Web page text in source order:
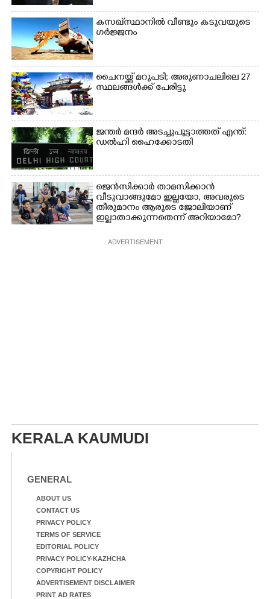
കസഖ്‌സ്ഥാനിൽ വീണ്ടും കടുവയുടെ
ഗർജ്ജനം
ചൈനയ്ക്ക് മറുപടി; അരുണാചലിലെ 27
സ്ഥലങ്ങൾക്ക് പേരിട്ടു
ജന്ത‌‌ർ മന്ദർ അടച്ചുപൂട്ടാത്തത് എന്ത്:
ഡൽഹി ഹൈക്കോടതി
ജെൻസിക്കാർ താമസിക്കാൻ
വീടുവാങ്ങുമോ ഇല്ലയോ, അവരുടെ
തീരുമാനം ആരുടെ ജോലിയാണ്
ഇല്ലാതാക്കുന്നതെന്ന് അറിയാമോ?
ADVERTISEMENT
KERALA KAUMUDI
GENERAL
ABOUT US
CONTACT US
PRIVACY POLICY
TERMS OF SERVICE
EDITORIAL POLICY
PRIVACY POLICY-KAZHCHA
COPYRIGHT POLICY
ADVERTISEMENT DISCLAIMER
PRINT AD RATES